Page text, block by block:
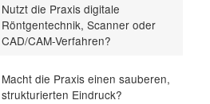
Nutzt die Praxis digitale
Röntgentechnik, Scanner oder
CAD/CAM-Verfahren?
Macht die Praxis einen sauberen,
strukturierten Eindruck?